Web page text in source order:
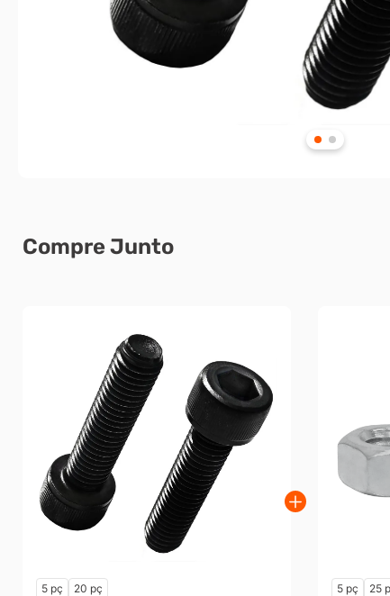
Compre Junto
5 pç 20 pç 5 pç 25